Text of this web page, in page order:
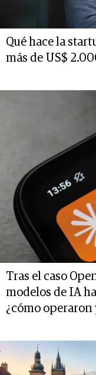
Qué hace la
más de US$
Tras el caso
modelos de IA
¿cómo operaron